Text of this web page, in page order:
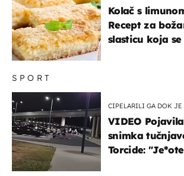
SPORT
CIPELARILI GA DOK JE
VIDEO
snimka
Torcide:
Kolač s
Recept za
slasticu koja